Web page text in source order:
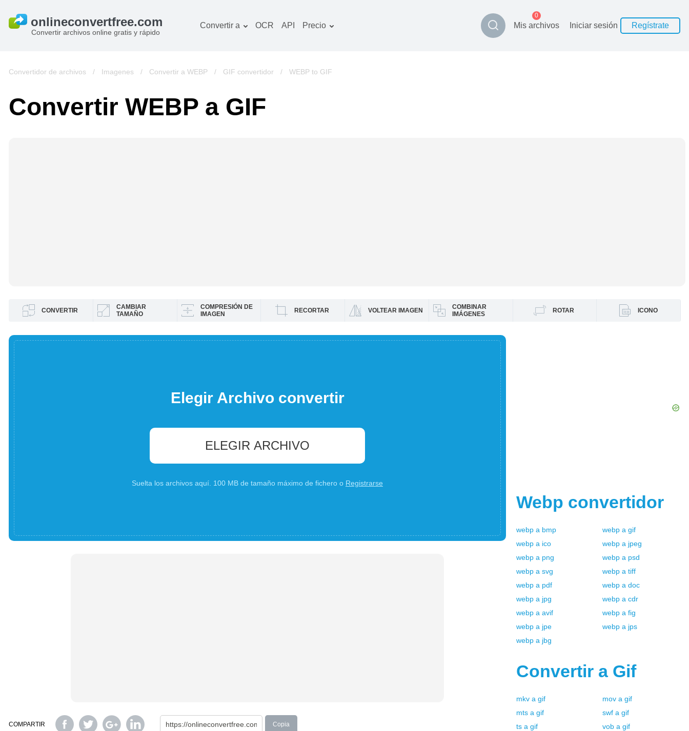
Convertir archivos online gratis y rápido
Convertir a
Imagines convertidor
Libros convertidor
OCR API Precio Mis archivos
0
Iniciar sesión Regístrate
Convertidor de archivos / Imagenes / Convertir a WEBP / GIF convertidor / WEBP to GIF
Convertir WEBP a GIF
CONVERTIR
CAMBIAR
TAMAÑO
COMPRESIÓN DE
IMAGEN
RECORTAR VOLTEAR IMAGEN
COMBINAR
IMÁGENES
ROTAR ICONO
Elegir Archivo convertir
ELEGIR ARCHIVO
Suelta los archivos aquí. 100 MB de tamaño máximo de fichero o Registrarse
COMPARTIR Copia
Webp convertidor
webp a bmp webp a gif
webp a ico webp a jpeg
webp a png webp a psd
webp a svg webp a tiff
webp a pdf webp a doc
webp a jpg webp a cdr
webp a avif webp a fig
webp a jpe webp a jps
webp a jbg
Convertir a Gif
mkv a gif mov a gif
mts a gif swf a gif
ts a gif vob a gif